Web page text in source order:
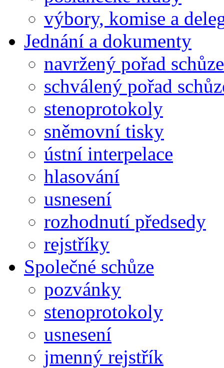
výbory, komise a
Jednání a dokumenty
navržený pořad schůze
schválený pořad
stenoprotokoly
sněmovní tisky
ústní interpelace
hlasování
usnesení
rozhodnutí předsedy
rejstříky
Společné schůze
pozvánky
stenoprotokoly
usnesení
jmenný rejstřík